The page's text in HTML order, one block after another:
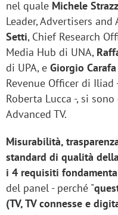
nel quale Michele
Leader, Advertisers
Setti, Chief Research
Media Hub di UNA,
di UPA, e Giorgio Carafa
Revenue Officer di
Roberta Lucca -, si
Advanced TV.
Misurabilità,
standard di qualità
i 4 requisiti
del panel - perché "
(TV, TV connesse e